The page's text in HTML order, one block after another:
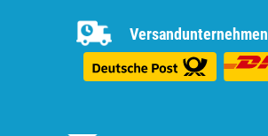
Versandunternehmen